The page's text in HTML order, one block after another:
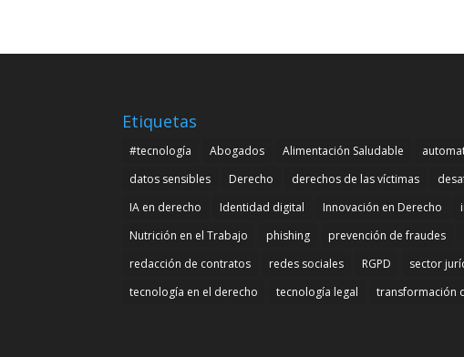
Etiquetas
#tecnología Abogados Alimentación Saludable
datos sensibles
Derecho derechos de las víctimas
IA en derecho
Identidad digital Innovación en Derecho
Nutrición en el Trabajo
phishing prevención de fraudes
redacción de contratos
redes sociales RGPD sector
tecnología en el derecho
tecnología legal transformación